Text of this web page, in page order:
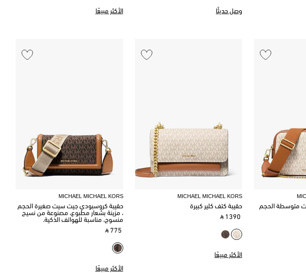
وصل حديثًا الأكثر مبيعًا
متوسطة الحجم
MICHAEL MICHAEL KORS
حقيبة كتف كلير كبيرة
‎ ⃁ 1390 ‎
الأكثر مبيعًا
MICHAEL MICHAEL KORS
حقيبة كروسبودي جيت سيت صغيرة الحجم
، مزينة بشعار مطبوع، مصنوعة من نسيج
منسوج، مناسبة للهواتف الذكية.
‎ ⃁ 775 ‎
الأكثر مبيعًا